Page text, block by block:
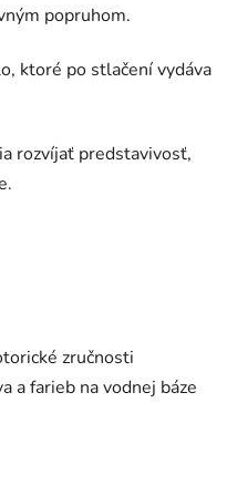
popruhom.
ktoré po stlačení vydáva
rozvíjať predstavivosť,
zručnosti
a farieb na vodnej báze